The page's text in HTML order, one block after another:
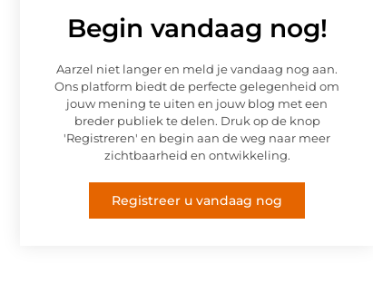
Begin vandaag nog!
Aarzel niet langer en meld je vandaag nog aan.
Ons platform biedt de perfecte gelegenheid om
jouw mening te uiten en jouw blog met een
breder publiek te delen. Druk op de knop
'Registreren' en begin aan de weg naar meer
zichtbaarheid en ontwikkeling.
Registreer u vandaag nog